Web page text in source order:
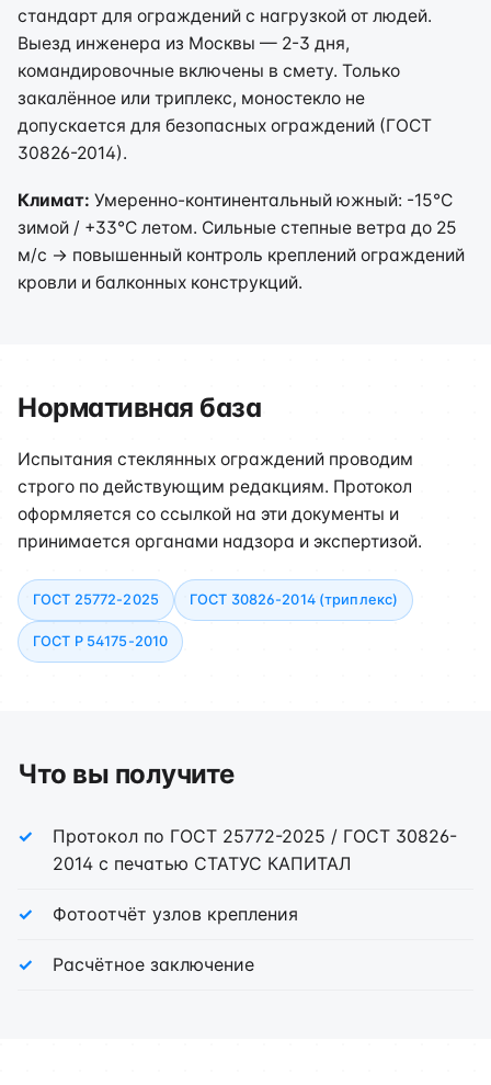
стандарт для ограждений с нагрузкой от людей.
Выезд инженера из Москвы — 2-3 дня,
командировочные включены в смету. Только
закалённое или триплекс, моностекло не
допускается для безопасных ограждений (ГОСТ
30826-2014).
Климат: Умеренно-континентальный южный: -15°C
зимой / +33°C летом. Сильные степные ветра до 25
м/с → повышенный контроль креплений ограждений
кровли и балконных конструкций.
Нормативная база
Испытания стеклянных ограждений проводим
строго по действующим редакциям. Протокол
оформляется со ссылкой на эти документы и
принимается органами надзора и экспертизой.
ГОСТ 25772-2025 ГОСТ 30826-2014 (триплекс)
ГОСТ Р 54175-2010
Что вы получите
Протокол по ГОСТ 25772-2025 / ГОСТ 30826-
2014 с печатью СТАТУС КАПИТАЛ
Фотоотчёт узлов крепления
Расчётное заключение